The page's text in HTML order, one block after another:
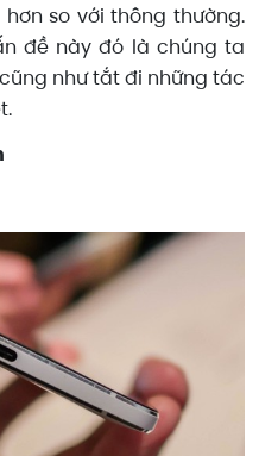
so với thông thường.
đề này đó là chúng ta
như tắt đi những tác